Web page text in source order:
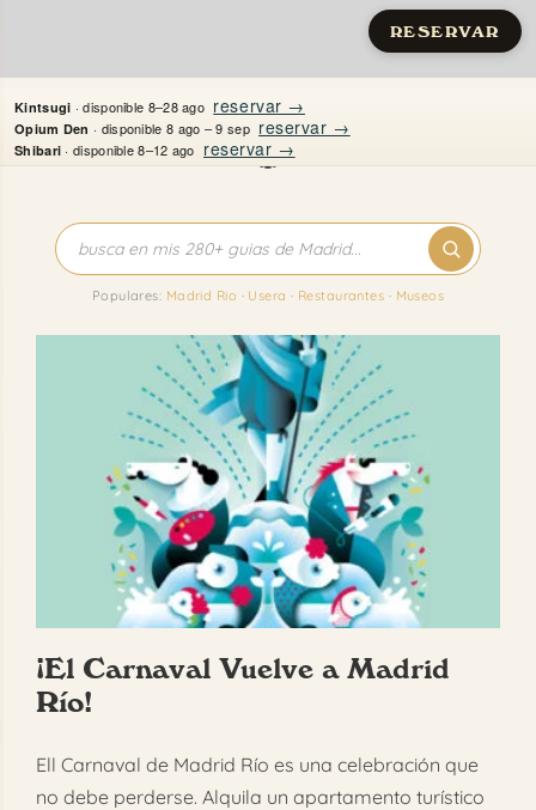
RESERVAR
Kintsugi · disponible 8–28 ago reservar →
Opium Den · disponible 8 ago – 9 sep reservar →
Shibari · disponible 8–12 ago reservar →
al
contenido
Apartamentos
Quién es Justine
Guías
Mi Madrid
Contacto
FAQ
Populares: Madrid Rio · Usera · Restaurantes · Museos
¡El Carnaval Vuelve a Madrid
Río!
Ell Carnaval de Madrid Río es una celebración que
no debe perderse. Alquila un apartamento turístico